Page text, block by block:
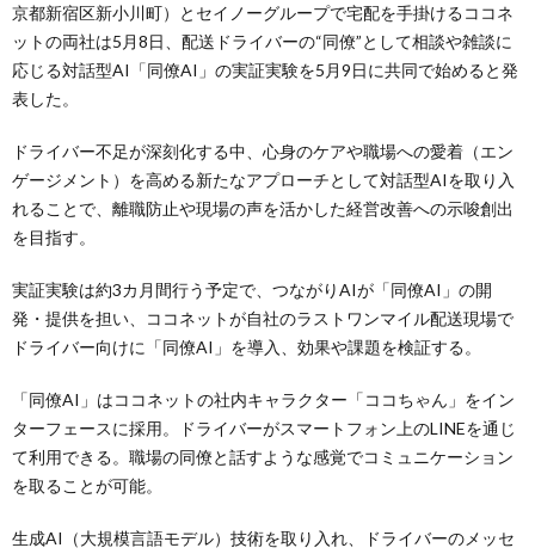
京都新宿区新小川町）とセイノーグループで宅配を手掛けるココネ
ットの両社は5月8日、配送ドライバーの“同僚”として相談や雑談に
応じる対話型AI「同僚AI」の実証実験を5月9日に共同で始めると発
表した。
ドライバー不足が深刻化する中、心身のケアや職場への愛着（エン
ゲージメント）を高める新たなアプローチとして対話型AIを取り入
れることで、離職防止や現場の声を活かした経営改善への示唆創出
を目指す。
実証実験は約3カ月間行う予定で、つながりAIが「同僚AI」の開
発・提供を担い、ココネットが自社のラストワンマイル配送現場で
ドライバー向けに「同僚AI」を導入、効果や課題を検証する。
「同僚AI」はココネットの社内キャラクター「ココちゃん」をイン
ターフェースに採用。ドライバーがスマートフォン上のLINEを通じ
て利用できる。職場の同僚と話すような感覚でコミュニケーション
を取ることが可能。
生成AI（大規模言語モデル）技術を取り入れ、ドライバーのメッセ